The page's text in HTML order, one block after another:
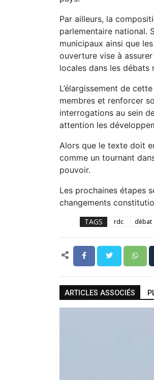
Par ailleurs, la
parlementaire national.
municipaux ainsi que
ouverture vise à
locales dans les débats
L’élargissement de
membres et renforcer
interrogations au sein
attention les
Alors que le texte doit
comme un tournant
pouvoir.
Les prochaines étapes
changements
TAGS rdc débat
ARTICLES ASSOCIÉS